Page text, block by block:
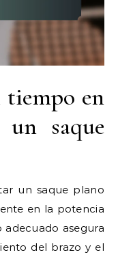
tiempo en
saque
un saque plano
en la potencia
asegura
del brazo y el